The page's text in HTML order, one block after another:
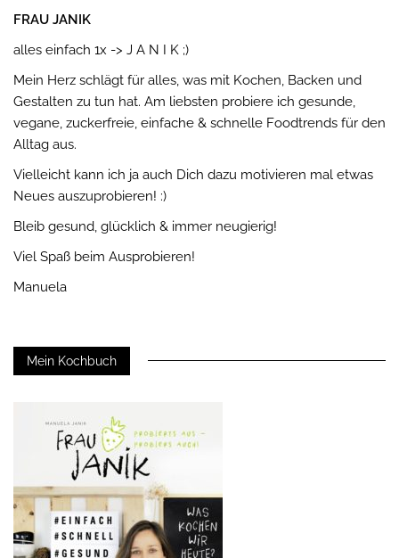
FRAU JANIK
alles einfach 1x -> J A N I K ;)
Mein Herz schlägt für alles, was mit Kochen, Backen und
Gestalten zu tun hat. Am liebsten probiere ich gesunde,
vegane, zuckerfreie, einfache & schnelle Foodtrends für den
Alltag aus.
Vielleicht kann ich ja auch Dich dazu motivieren mal etwas
Neues auszuprobieren! :)
Bleib gesund, glücklich & immer neugierig!
Viel Spaß beim Ausprobieren!
Manuela
Mein Kochbuch